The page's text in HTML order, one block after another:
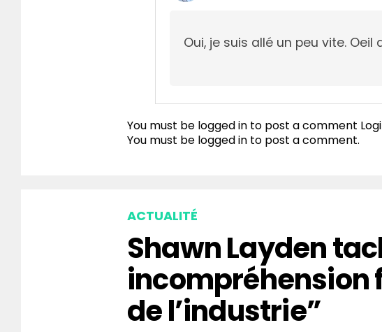
Oui, je suis allé un peu vite. Oeil
You must be logged in to post a comment
You must be logged in to post a comment.
ACTUALITÉ
Shawn Layden
incompréhension
de l’industrie”